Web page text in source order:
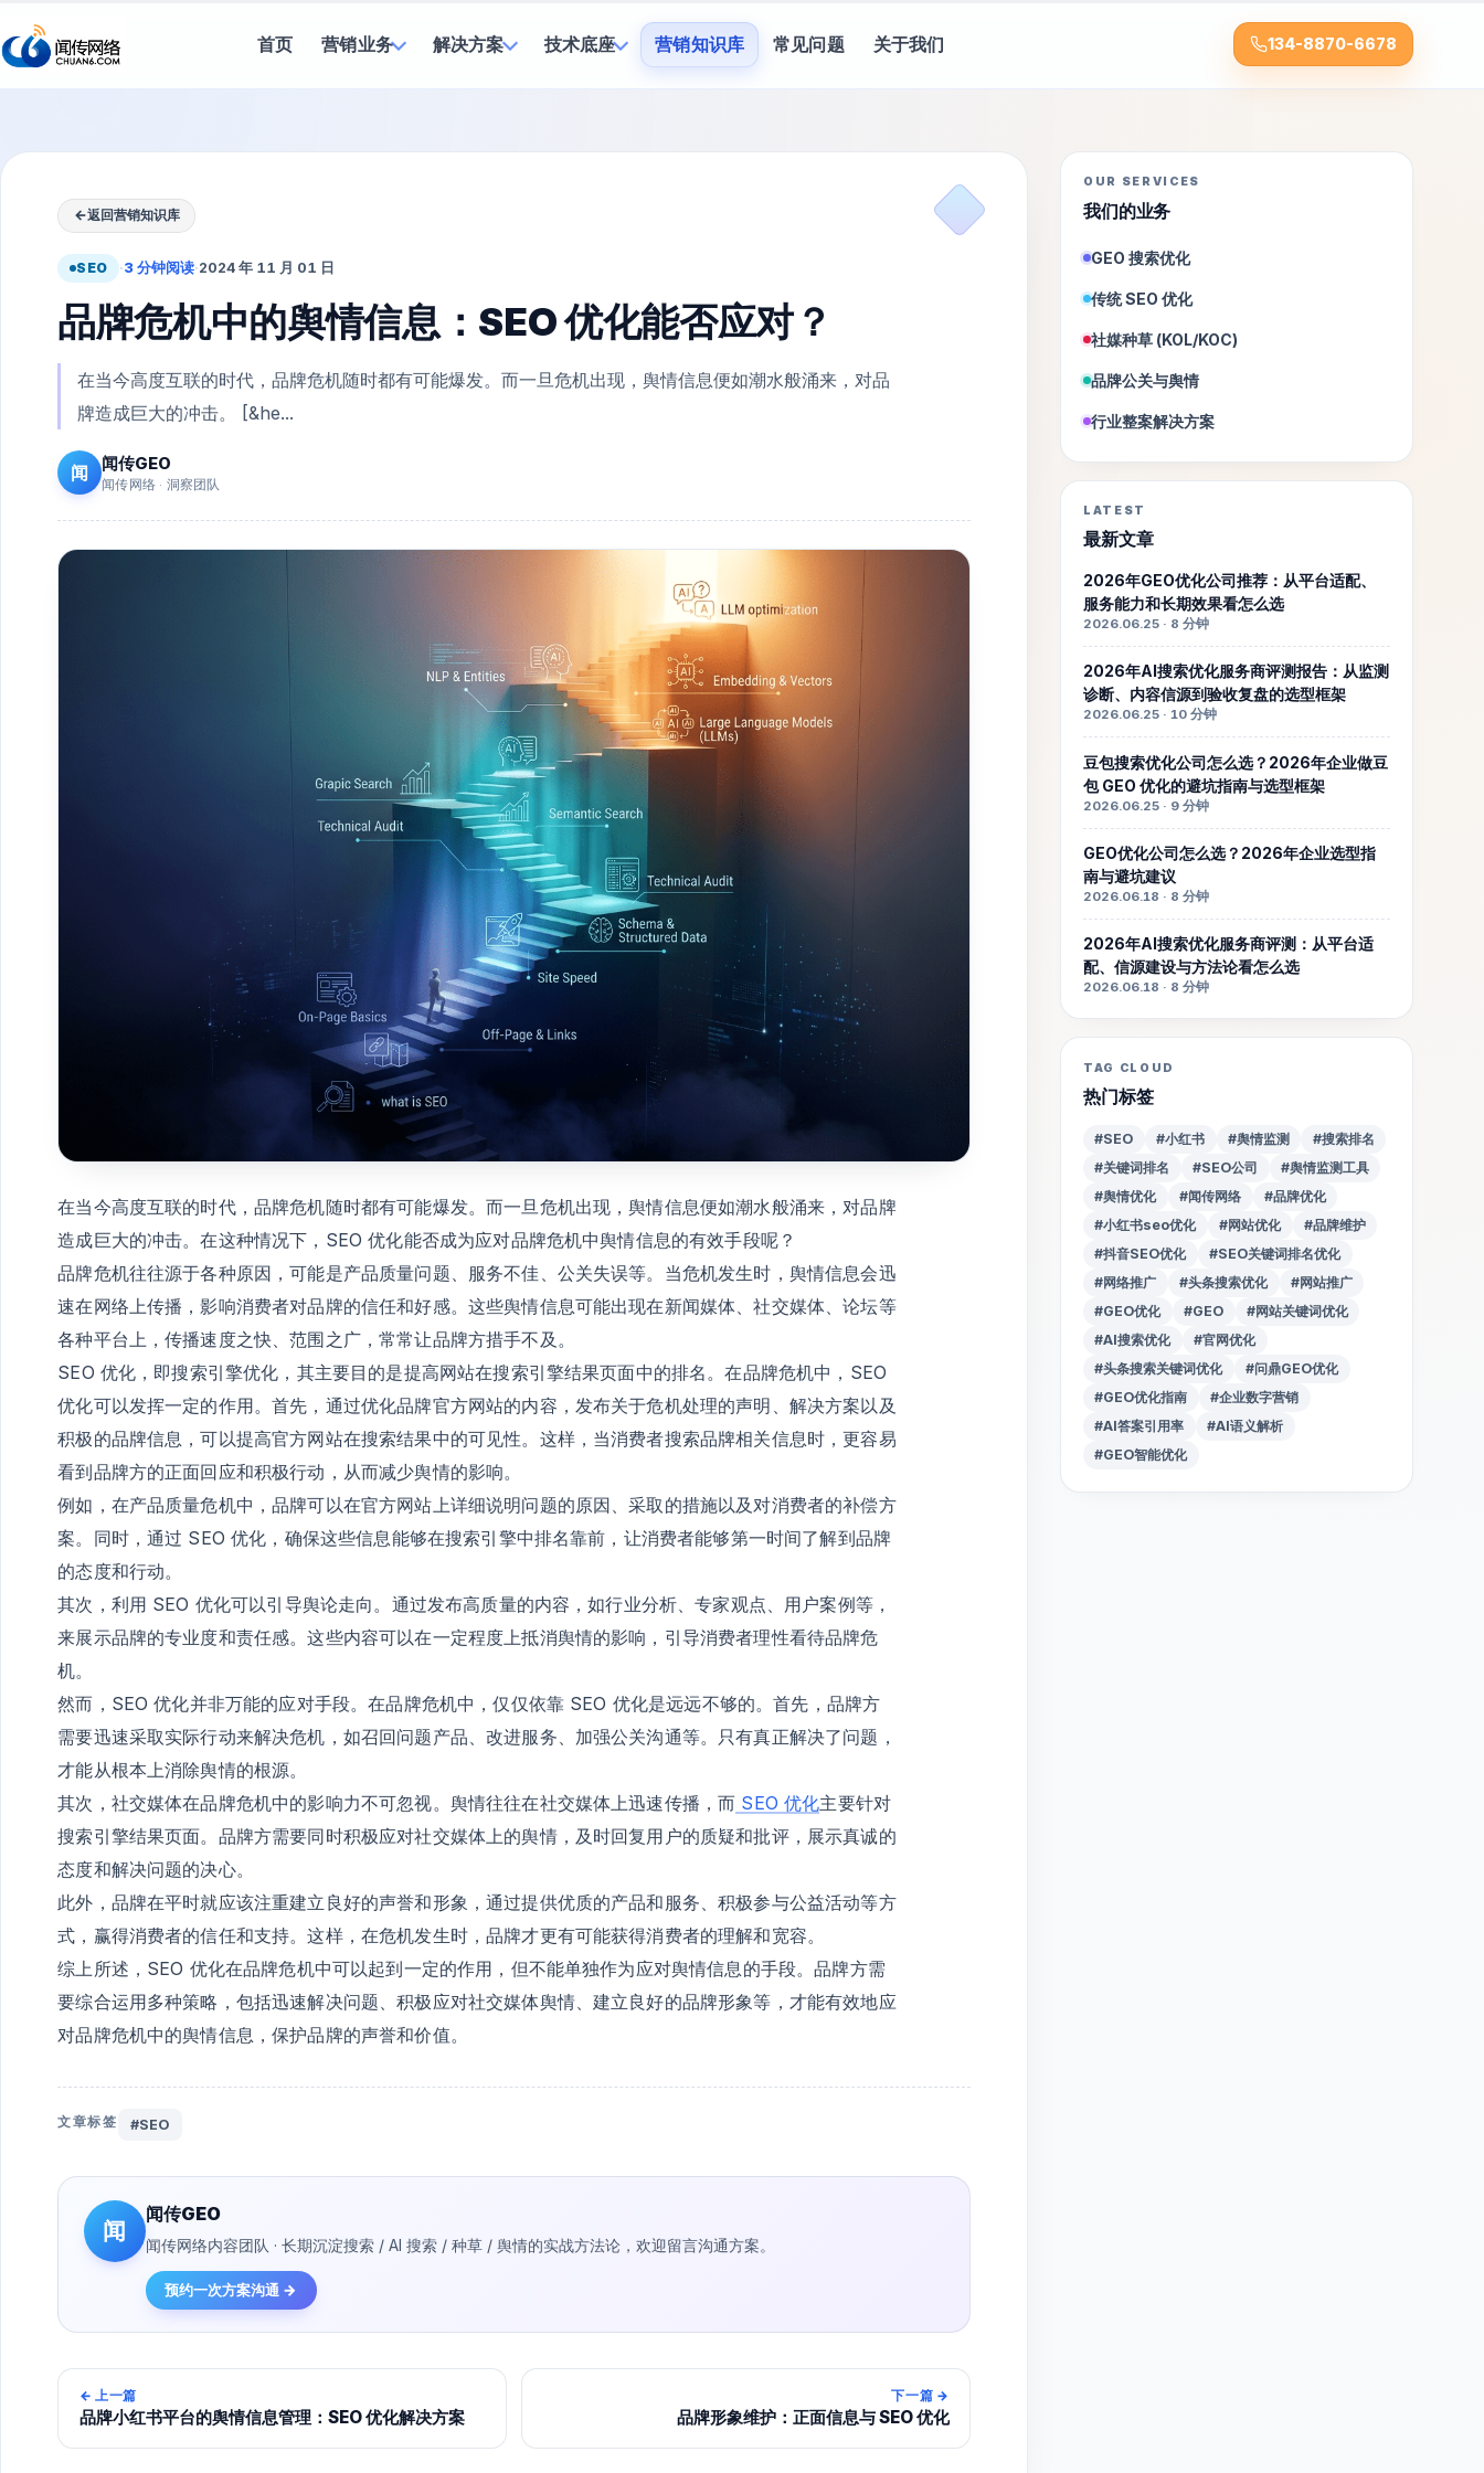
首页 营销业务 解决方案 技术底座 营销知识库 常见问题 关于我们 134-8870-6678
←返回营销知识库
SEO ·3 分钟阅读·2024 年 11 月 01 日
品牌危机中的舆情信息：SEO 优化能否应对？
在当今高度互联的时代，品牌危机随时都有可能爆发。而一旦危机出现，舆情信息便如潮水般涌来，对品
牌造成巨大的冲击。 [&he...
闻 闻传GEO
闻传网络 · 洞察团队
在当今高度互联的时代，品牌危机随时都有可能爆发。而一旦危机出现，舆情信息便如潮水般涌来，对品牌
造成巨大的冲击。在这种情况下，SEO 优化能否成为应对品牌危机中舆情信息的有效手段呢？
品牌危机往往源于各种原因，可能是产品质量问题、服务不佳、公关失误等。当危机发生时，舆情信息会迅
速在网络上传播，影响消费者对品牌的信任和好感。这些舆情信息可能出现在新闻媒体、社交媒体、论坛等
各种平台上，传播速度之快、范围之广，常常让品牌方措手不及。
SEO 优化，即搜索引擎优化，其主要目的是提高网站在搜索引擎结果页面中的排名。在品牌危机中，SEO
优化可以发挥一定的作用。首先，通过优化品牌官方网站的内容，发布关于危机处理的声明、解决方案以及
积极的品牌信息，可以提高官方网站在搜索结果中的可见性。这样，当消费者搜索品牌相关信息时，更容易
看到品牌方的正面回应和积极行动，从而减少舆情的影响。
例如，在产品质量危机中，品牌可以在官方网站上详细说明问题的原因、采取的措施以及对消费者的补偿方
案。同时，通过 SEO 优化，确保这些信息能够在搜索引擎中排名靠前，让消费者能够第一时间了解到品牌
的态度和行动。
其次，利用 SEO 优化可以引导舆论走向。通过发布高质量的内容，如行业分析、专家观点、用户案例等，
来展示品牌的专业度和责任感。这些内容可以在一定程度上抵消舆情的影响，引导消费者理性看待品牌危
机。
然而，SEO 优化并非万能的应对手段。在品牌危机中，仅仅依靠 SEO 优化是远远不够的。首先，品牌方
需要迅速采取实际行动来解决危机，如召回问题产品、改进服务、加强公关沟通等。只有真正解决了问题，
才能从根本上消除舆情的根源。
其次，社交媒体在品牌危机中的影响力不可忽视。舆情往往在社交媒体上迅速传播，而 SEO 优化主要针对
搜索引擎结果页面。品牌方需要同时积极应对社交媒体上的舆情，及时回复用户的质疑和批评，展示真诚的
态度和解决问题的决心。
此外，品牌在平时就应该注重建立良好的声誉和形象，通过提供优质的产品和服务、积极参与公益活动等方
式，赢得消费者的信任和支持。这样，在危机发生时，品牌才更有可能获得消费者的理解和宽容。
综上所述，SEO 优化在品牌危机中可以起到一定的作用，但不能单独作为应对舆情信息的手段。品牌方需
要综合运用多种策略，包括迅速解决问题、积极应对社交媒体舆情、建立良好的品牌形象等，才能有效地应
对品牌危机中的舆情信息，保护品牌的声誉和价值。
文章标签 #SEO
闻
闻传GEO
闻传网络内容团队 · 长期沉淀搜索 / AI 搜索 / 种草 / 舆情的实战方法论，欢迎留言沟通方案。
预约一次方案沟通 →
← 上一篇
品牌小红书平台的舆情信息管理：SEO 优化解决方案
下一篇 →
品牌形象维护：正面信息与 SEO 优化
OUR SERVICES
我们的业务
GEO 搜索优化
传统 SEO 优化
社媒种草 (KOL/KOC)
品牌公关与舆情
行业整案解决方案
LATEST
最新文章
2026年GEO优化公司推荐：从平台适配、
服务能力和长期效果看怎么选
2026.06.25 · 8 分钟
2026年AI搜索优化服务商评测报告：从监测
诊断、内容信源到验收复盘的选型框架
2026.06.25 · 10 分钟
豆包搜索优化公司怎么选？2026年企业做豆
包 GEO 优化的避坑指南与选型框架
2026.06.25 · 9 分钟
GEO优化公司怎么选？2026年企业选型指
南与避坑建议
2026.06.18 · 8 分钟
2026年AI搜索优化服务商评测：从平台适
配、信源建设与方法论看怎么选
2026.06.18 · 8 分钟
TAG CLOUD
热门标签
#SEO #小红书 #舆情监测
#搜索排名
#关键词排名
#SEO公司
#舆情监测工具
#舆情优化
#闻传网络
#品牌优化
#小红书seo优化
#网站优化
#品牌维护
#抖音SEO优化
#SEO关键词排名优化
#网络推广
#头条搜索优化
#网站推广
#GEO优化
#GEO
#网站关键词优化
#AI搜索优化
#官网优化
#头条搜索关键词优化
#问鼎GEO优化
#GEO优化指南
#企业数字营销
#AI答案引用率
#AI语义解析
#GEO智能优化